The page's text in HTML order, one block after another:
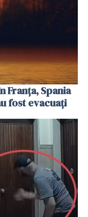
Franța, Spania
fost evacuați